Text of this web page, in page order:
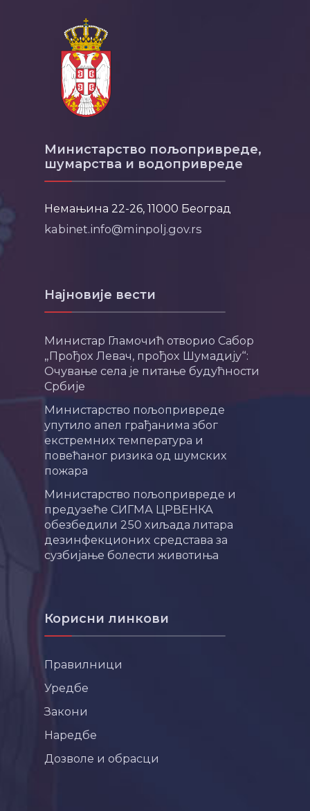
Министарство пољопривреде,
шумарства и водопривреде
Немањина 22-26, 11000 Београд
kabinet.info@minpolj.gov.rs
Најновије вести
Министар Гламочић отворио Сабор
„Прођох Левач, прођох Шумадију“:
Очување села је питање будућности
Србије
Министарство пољопривреде
упутило апел грађанима због
екстремних температура и
повећаног ризика од шумских
пожара
Министарство пољопривреде и
предузеће СИГМА ЦРВЕНКА
обезбедили 250 хиљада литара
дезинфекционих средстава за
сузбијање болести животиња
Корисни линкови
Правилници
Уредбе
Закони
Наредбе
Дозволе и обрасци